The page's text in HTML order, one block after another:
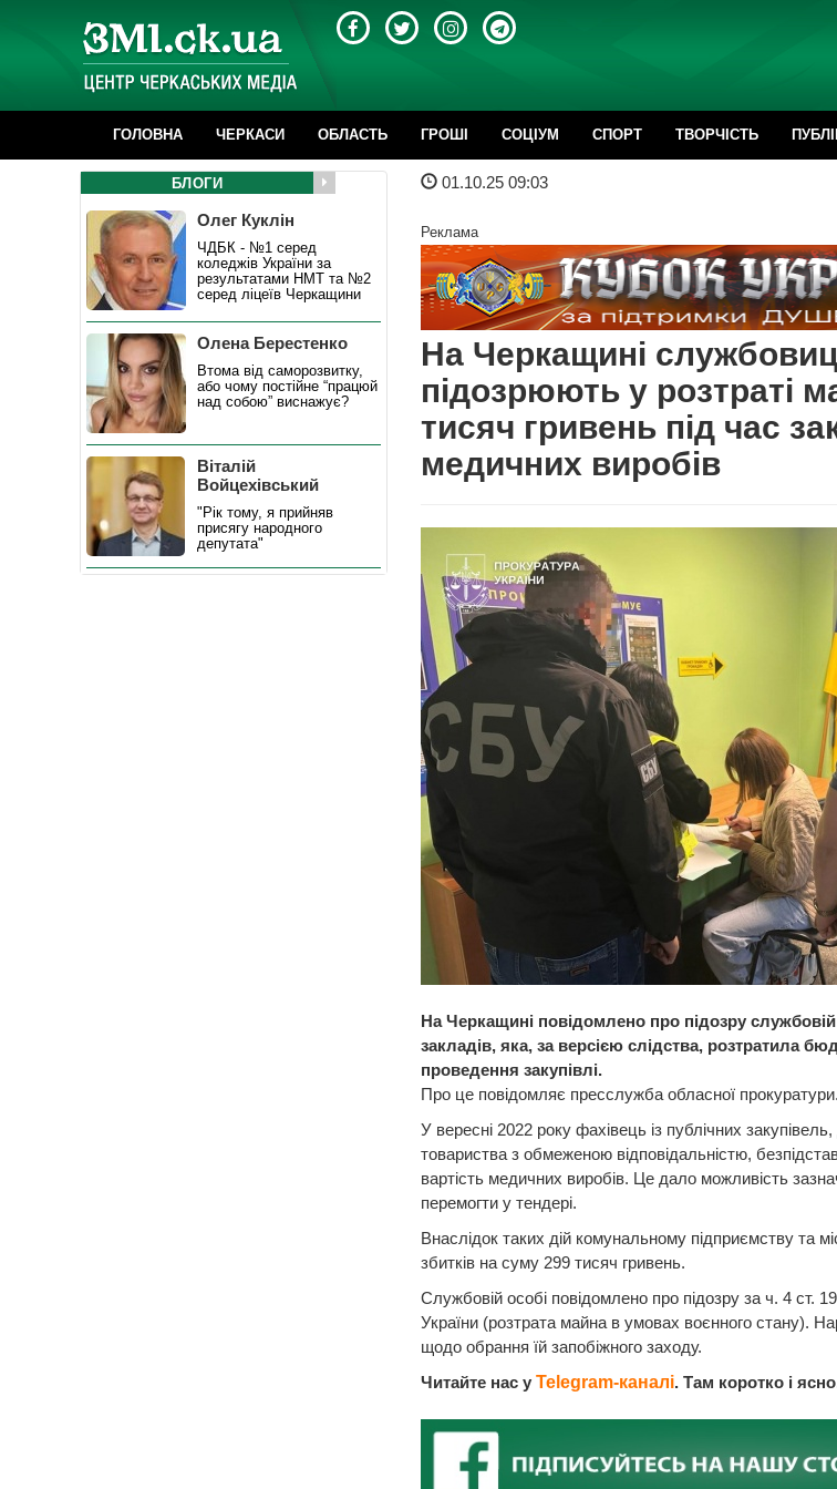
ГОЛОВНА ЧЕРКАСИ ОБЛАСТЬ ГРОШІ CОЦІУМ СПОРТ ТВОРЧІСТЬ
01.10.25 09:03
Реклама
На Черкащині
підозрюють у розтраті
тисяч гривень під час
медичних виробів
На Черкащині повідомлено про підозру
закладів, яка, за версією слідства, розтратила
проведення закупівлі.
Про це повідомляє пресслужба обласної прокуратури.
У вересні 2022 року фахівець із публічних закупівель,
товариства з обмеженою відповідальністю,
вартість медичних виробів. Це дало можливість
перемогти у тендері.
Внаслідок таких дій комунальному підприємству та
збитків на суму 299 тисяч гривень.
Службовій особі повідомлено про підозру за ч. 4 ст.
України (розтрата майна в умовах воєнного стану).
щодо обрання їй запобіжного заходу.
Читайте нас у Telegram-каналі. Там коротко і
БЛОГИ
Олег Куклін
ЧДБК - №1 серед
коледжів України за
результатами НМТ та №2
серед ліцеїв Черкащини
Олена Берестенко
Втома від саморозвитку,
або чому постійне “працюй
над собою” виснажує?
Віталій
Войцехівський
"Рік тому, я прийняв
присягу народного
депутата"